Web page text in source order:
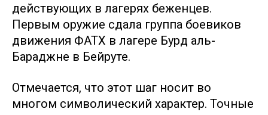
действующих в лагерях беженцев.
Первым оружие сдала группа боевиков
движения ФАТХ в лагере Бурд аль-
Бараджне в Бейруте.
Отмечается, что этот шаг носит во
многом символический характер. Точные